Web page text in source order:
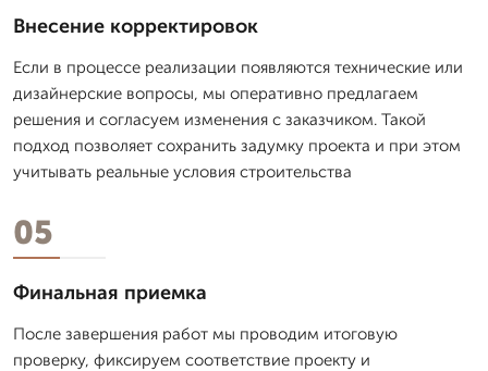
Внесение корректировок
Если в процессе реализации появляются технические или
дизайнерские вопросы, мы оперативно предлагаем
решения и согласуем изменения с заказчиком. Такой
подход позволяет сохранить задумку проекта и при этом
учитывать реальные условия строительства
05
Финальная приемка
После завершения работ мы проводим итоговую
проверку, фиксируем соответствие проекту и